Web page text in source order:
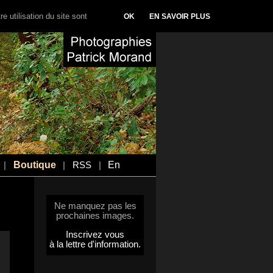
Boutique RSS En
Ne manquez pas les
prochaines images.
Inscrivez vous
à la lettre d'information.
utilisation du site sont OK EN SAVOIR PLUS